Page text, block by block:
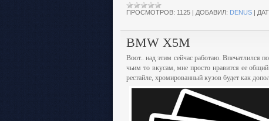
ПРОСМОТРОВ: 1125 | ДОБАВИЛ: DENUS |
BMW X5M
Воот.. над этим сейчас работаю. Впечатлился
чьим то вкусам, мне просто нравится ее
рестайле, хромированный кузов будет как